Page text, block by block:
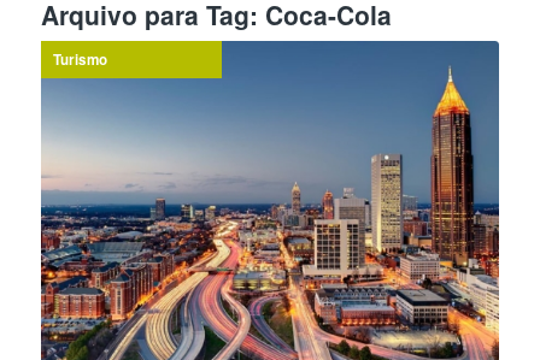
Arquivo para Tag: Coca-Cola
Turismo